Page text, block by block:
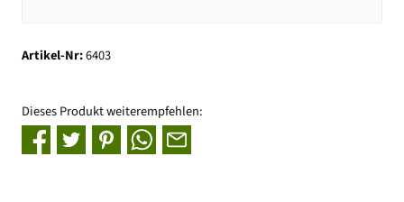
Artikel-Nr:6403
Dieses Produkt weiterempfehlen: